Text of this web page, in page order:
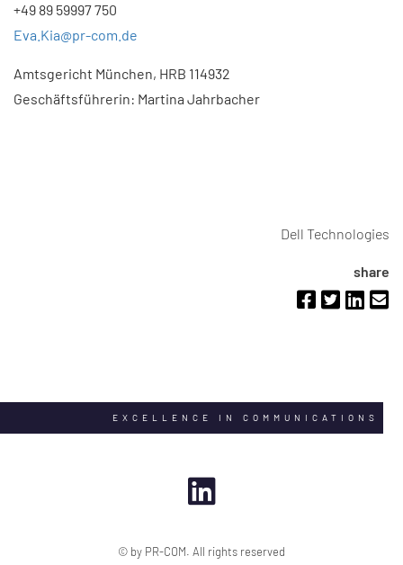
+49 89 59997 750
Eva.Kia@pr-com.de
Amtsgericht München, HRB 114932
Geschäftsführerin: Martina Jahrbacher
Dell Technologies
share
EXCELLENCE IN COMMUNICATIONS
© by PR-COM. All rights reserved